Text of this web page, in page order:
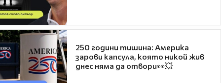
250 години тишина: Америка
зарови капсула, която никой жив
днес няма да отвори👀💥